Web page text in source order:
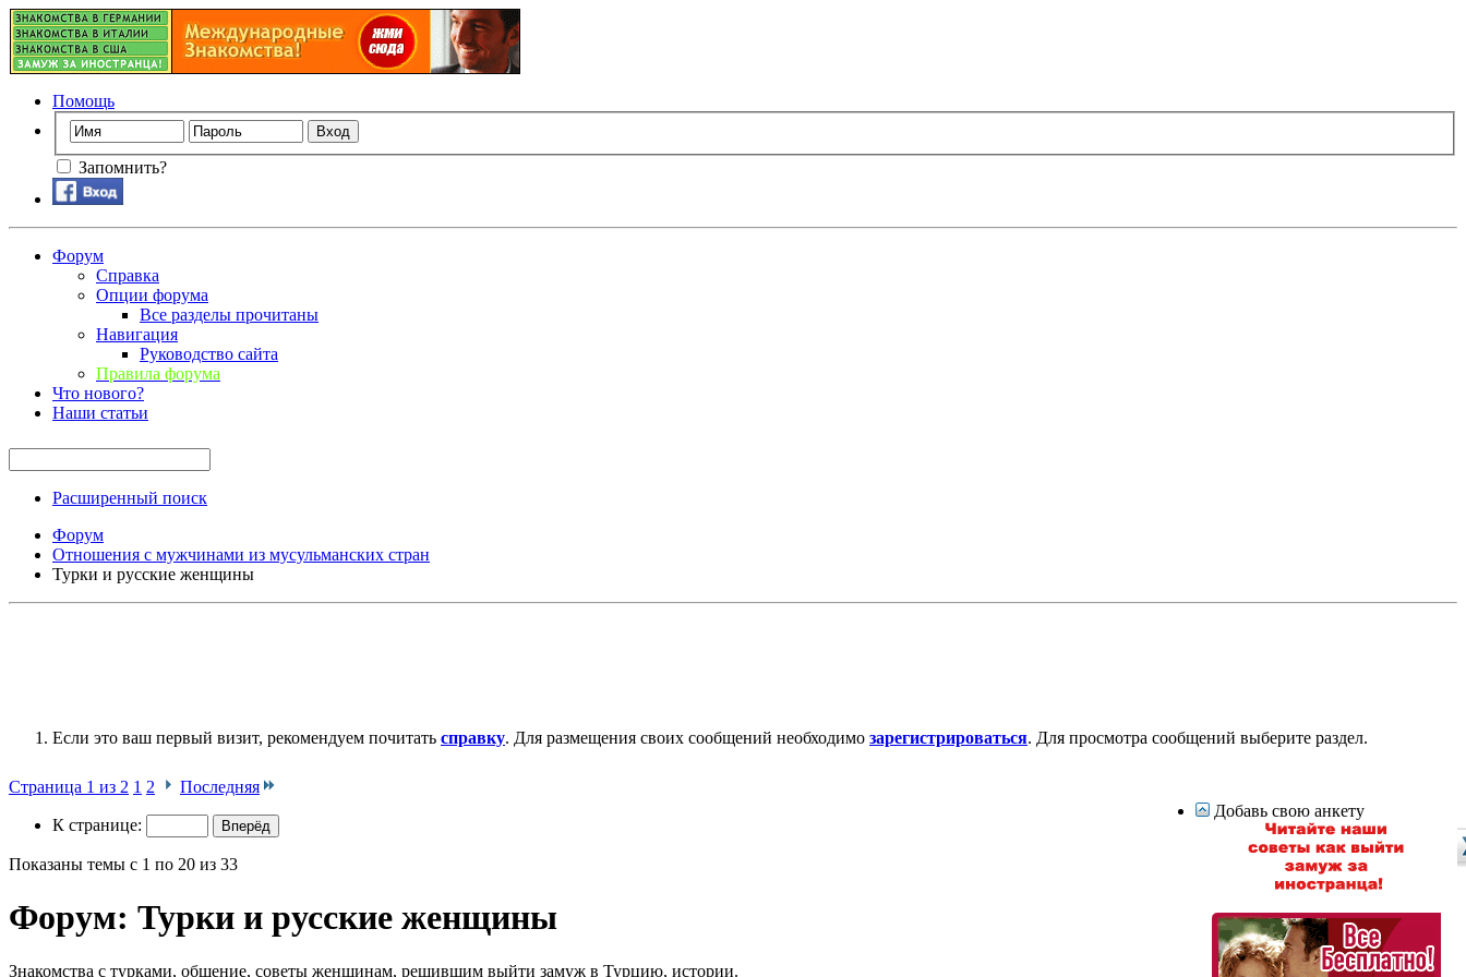
Помощь
Запомнить?
Форум
Справка
Опции форума
Все разделы прочитаны
Навигация
Руководство сайта
Правила форума
Что нового?
Наши статьи
Расширенный поиск
Форум
Отношения с мужчинами из мусульманских стран
Турки и русские женщины
Если это ваш первый визит, рекомендуем почитать справку. Для размещения своих сообщений необходимо зарегистрироваться. Для просмотра сообщений выберите раздел.
Страница 1 из 2 1 2 Последняя
К странице:
Показаны темы с 1 по 20 из 33
Форум: Турки и русские женщины
Знакомства с турками, общение, советы женщинам, решившим выйти замуж в Турцию, истории.
Добавь свою анкету